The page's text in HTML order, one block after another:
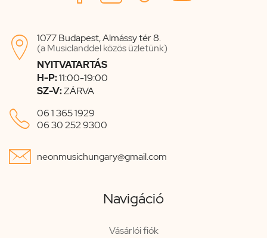

1077 Budapest, Almássy tér 8.
(a Musiclanddel közös üzletünk)
NYITVATARTÁS
H-P:11:00-19:00
SZ-V:ZÁRVA
 06 1 365 1929
06 30 252 9300
 neonmusichungary@gmail.com
Navigáció
Vásárlói fiók